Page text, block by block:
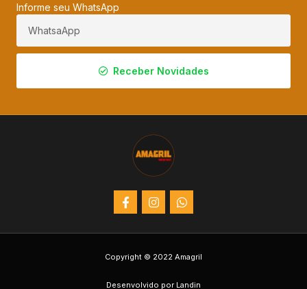
Informe seu WhatsApp
Receber Novidades
Copyright © 2022 Amagril
Desenvolvido por Landin